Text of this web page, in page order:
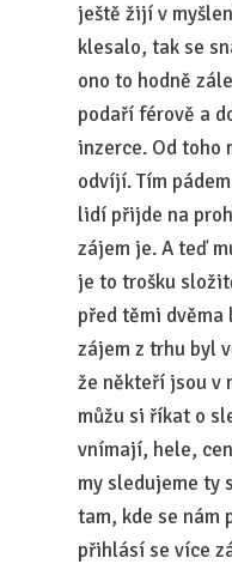
ještě žijí v
klesalo, tak se
ono to hodně
podaří férově a
inzerce. Od toho
odvíjí. Tím
lidí přijde na
zájem je. A teď
je to trošku
před těmi
zájem z trhu byl
že někteří jsou v
můžu si říkat o
vnímají, hele,
my sledujeme ty
tam, kde se nám
přihlásí se více